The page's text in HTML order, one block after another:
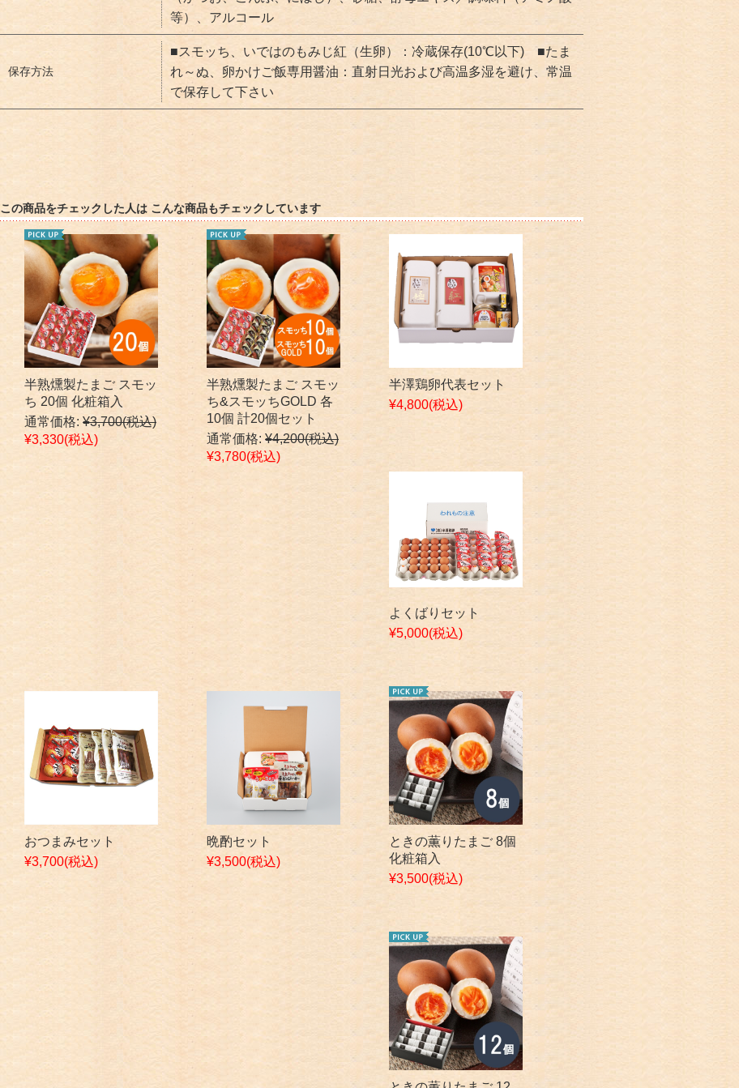
等）、アルコール
保存方法
■スモッち、いではのもみじ紅（生卵）：冷蔵保存(10℃以下) ■たま
れ～ぬ、卵かけご飯専用醤油：直射日光および高温多湿を避け、常温
で保存して下さい
この商品をチェックした人は こんな商品もチェックしています
半熟燻製たまご スモッ
ち 20個 化粧箱入
通常価格: ¥3,700(税込)
¥3,330(税込)
半熟燻製たまご スモッ
ち&スモッちGOLD 各
10個 計20個セット
通常価格: ¥4,200(税込)
¥3,780(税込)
半澤鶏卵代表セット
¥4,800(税込)
よくばりセット
¥5,000(税込)
おつまみセット
¥3,700(税込)
晩酌セット
¥3,500(税込)
ときの薫りたまご 8個
化粧箱入
¥3,500(税込)